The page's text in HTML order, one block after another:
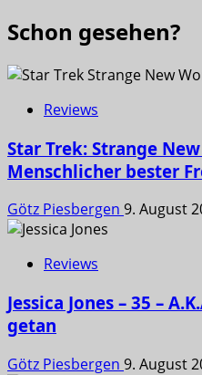
Schon gesehen?
Reviews
Star Trek: Strange
Menschlicher bester
Götz Piesbergen 9. August
Reviews
Jessica Jones – 35 –
getan
Götz Piesbergen 9. August